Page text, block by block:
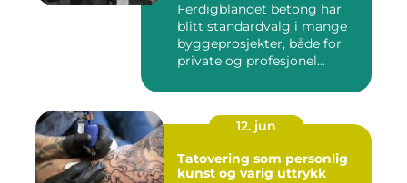
Ferdigblandet betong har
blitt standardvalg i mange
byggeprosjekter, både for
private og profesjonel...
12. jun
Tatovering som personlig
kunst og varig uttrykk